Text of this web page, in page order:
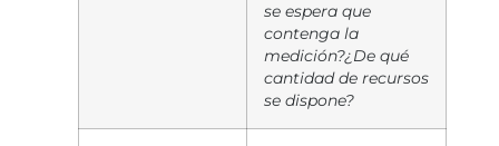
se espera que
contenga la
medición?¿De qué
cantidad de recursos
se dispone?